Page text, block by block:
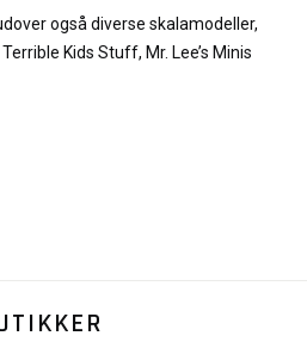
også diverse skalamodeller,
Kids Stuff, Mr. Lee’s Minis